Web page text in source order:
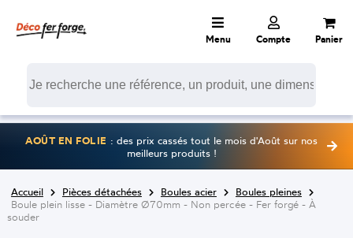
Menu Compte Panier
AOÛT EN FOLIE : des prix cassés tout le mois d'Août sur nos
meilleurs produits !
Accueil Pièces détachées Boules acier
Boules pleines
Boule plein lisse - Diamètre Ø70mm - Non percée - Fer forgé - À
souder